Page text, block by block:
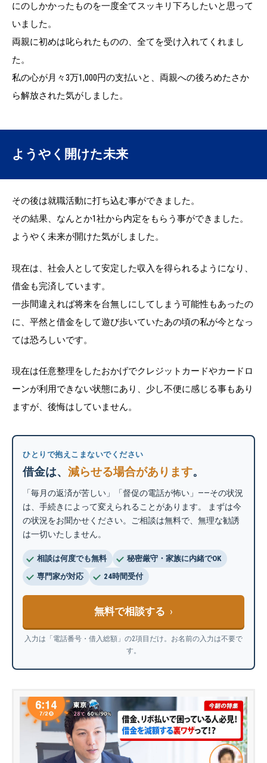
にのしかかったものを一度全てスッキリ下ろしたいと思って
いました。
両親に初めは叱られたものの、全てを受け入れてくれまし
た。
私の心が月々3万1,000円の支払いと、両親への後ろめたさか
ら解放された気がしました。
ようやく開けた未来
その後は就職活動に打ち込む事ができました。
その結果、なんとか1社から内定をもらう事ができました。
ようやく未来が開けた気がしました。
現在は、社会人として安定した収入を得られるようになり、
借金も完済しています。
一歩間違えれば将来を台無しにしてしまう可能性もあったの
に、平然と借金をして遊び歩いていたあの頃の私が今となっ
ては恐ろしいです。
現在は任意整理をしたおかげでクレジットカードやカードロ
ーンが利用できない状態にあり、少し不便に感じる事もあり
ますが、後悔はしていません。
ひとりで抱えこまないでください
借金は、 減らせる場合があります。
「毎月の返済が苦しい」「督促の電話が怖い」——その状況
は、手続きによって変えられることがあります。 まずは今
の状況をお聞かせください。ご相談は無料で、無理な勧誘
は一切いたしません。
相談は何度でも無料
秘密厳守・家族に内緒でOK
専門家が対応
24時間受付
無料で相談する
入力は「電話番号・借入総額」の2項目だけ。お名前の入力は不要で
す。